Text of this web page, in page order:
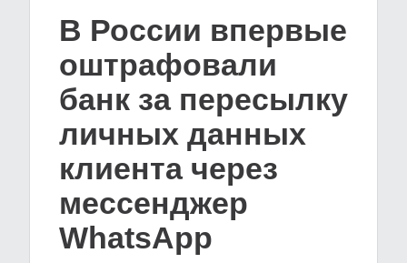
В России впервые
оштрафовали
банк за пересылку
личных данных
клиента через
мессенджер
WhatsApp